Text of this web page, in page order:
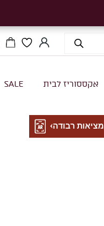
אקססוריז לבית SALE
מציאות רבודה